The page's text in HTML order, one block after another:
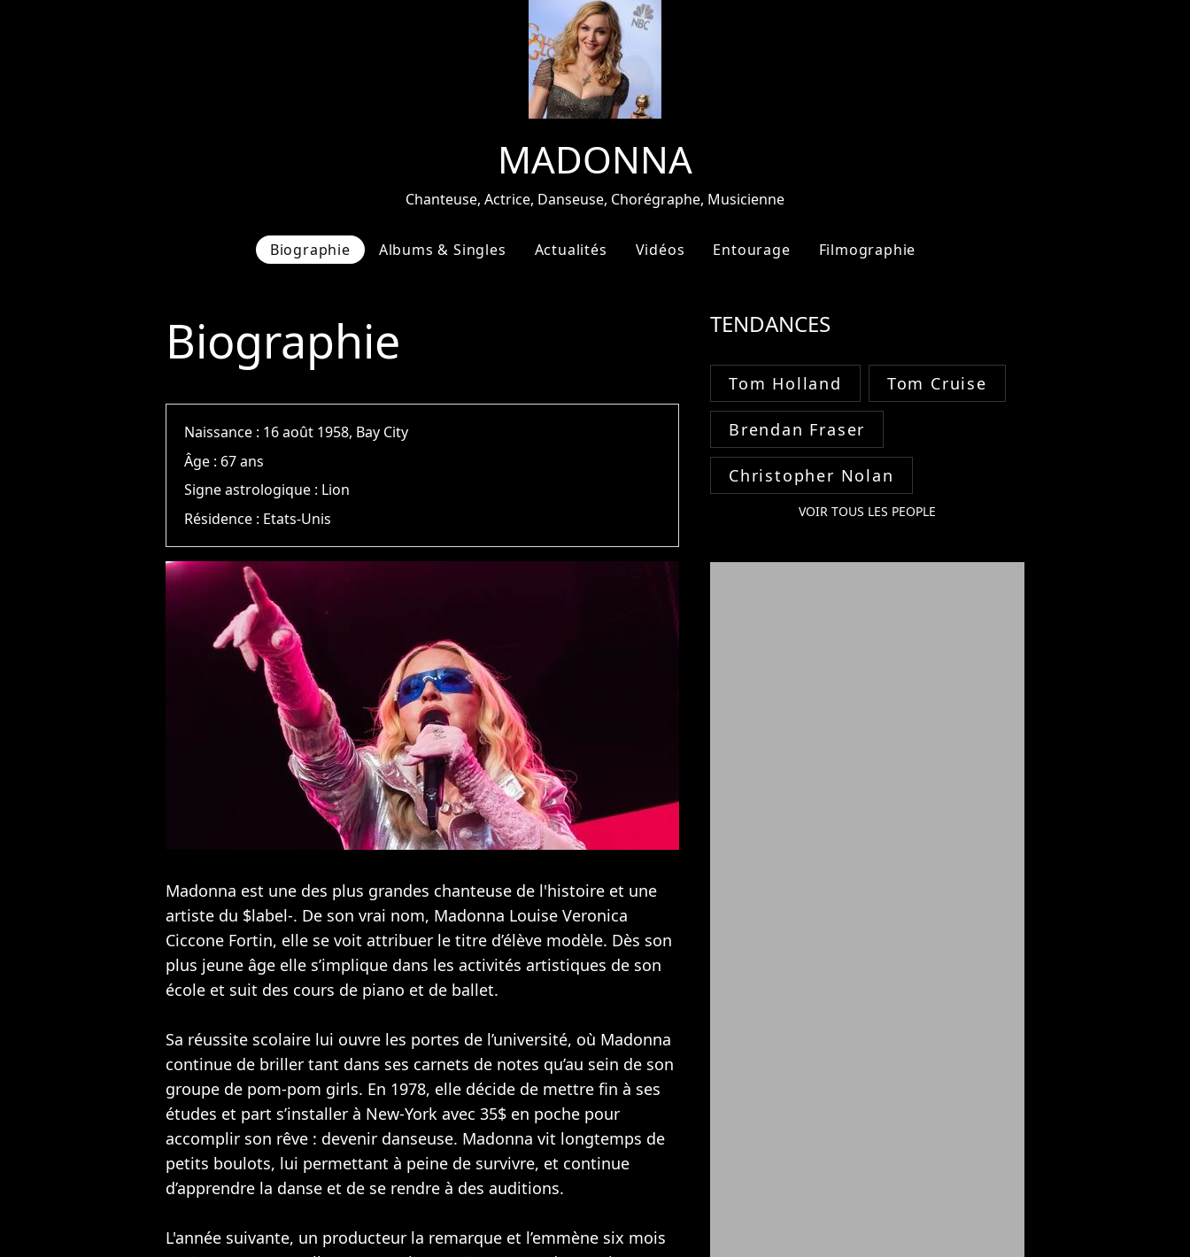
MADONNA
Chanteuse, Actrice, Danseuse, Chorégraphe, Musicienne
Biographie Albums & Singles Actualités Vidéos Entourage Filmographie
Biographie
Naissance : 16 août 1958, Bay City
Âge : 67 ans
Signe astrologique : Lion
Résidence : Etats-Unis
Madonna est une des plus grandes chanteuse de l'histoire et une
artiste du $label-. De son vrai nom, Madonna Louise Veronica
Ciccone Fortin, elle se voit attribuer le titre d’élève modèle. Dès son
plus jeune âge elle s’implique dans les activités artistiques de son
école et suit des cours de piano et de ballet.
Sa réussite scolaire lui ouvre les portes de l’université, où Madonna
continue de briller tant dans ses carnets de notes qu’au sein de son
groupe de pom-pom girls. En 1978, elle décide de mettre fin à ses
études et part s’installer à New-York avec 35$ en poche pour
accomplir son rêve : devenir danseuse. Madonna vit longtemps de
petits boulots, lui permettant à peine de survivre, et continue
d’apprendre la danse et de se rendre à des auditions.
L'année suivante, un producteur la remarque et l’emmène six mois
TENDANCES
Tom Holland Tom Cruise
Brendan Fraser
Christopher Nolan
VOIR TOUS LES PEOPLE